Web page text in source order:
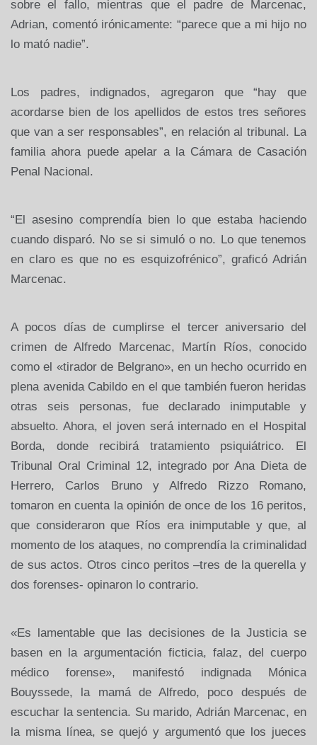
sobre el fallo, mientras que el padre de Marcenac,
Adrian, comentó irónicamente: “parece que a mi hijo no
lo mató nadie”.
Los padres, indignados, agregaron que “hay que
acordarse bien de los apellidos de estos tres señores
que van a ser responsables”, en relación al tribunal. La
familia ahora puede apelar a la Cámara de Casación
Penal Nacional.
“El asesino comprendía bien lo que estaba haciendo
cuando disparó. No se si simuló o no. Lo que tenemos
en claro es que no es esquizofrénico”, graficó Adrián
Marcenac.
A pocos días de cumplirse el tercer aniversario del
crimen de Alfredo Marcenac, Martín Ríos, conocido
como el «tirador de Belgrano», en un hecho ocurrido en
plena avenida Cabildo en el que también fueron heridas
otras seis personas, fue declarado inimputable y
absuelto. Ahora, el joven será internado en el Hospital
Borda, donde recibirá tratamiento psiquiátrico. El
Tribunal Oral Criminal 12, integrado por Ana Dieta de
Herrero, Carlos Bruno y Alfredo Rizzo Romano,
tomaron en cuenta la opinión de once de los 16 peritos,
que consideraron que Ríos era inimputable y que, al
momento de los ataques, no comprendía la criminalidad
de sus actos. Otros cinco peritos –tres de la querella y
dos forenses- opinaron lo contrario.
«Es lamentable que las decisiones de la Justicia se
basen en la argumentación ficticia, falaz, del cuerpo
médico forense», manifestó indignada Mónica
Bouyssede, la mamá de Alfredo, poco después de
escuchar la sentencia. Su marido, Adrián Marcenac, en
la misma línea, se quejó y argumentó que los jueces